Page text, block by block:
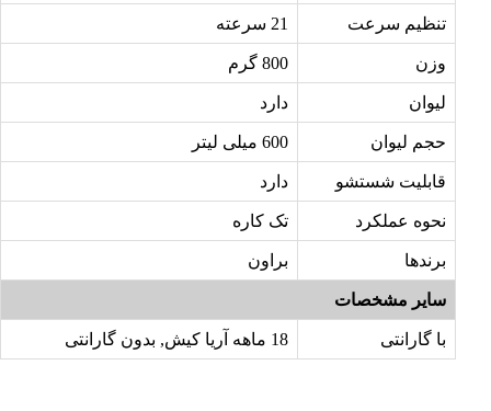
تنظیم سرعت 21 سرعته
وزن 800 گرم
لیوان دارد
حجم لیوان 600 میلی لیتر
قابلیت شستشو دارد
نحوه عملکرد تک کاره
برندها براون
سایر مشخصات
با گارانتی 18 ماهه آریا کیش, بدون گارانتی